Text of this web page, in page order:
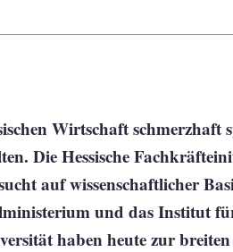
Wirtschaft schmerzhaft
Die Hessische
auf wissenschaftlicher
und das Institut
haben heute zur breiten